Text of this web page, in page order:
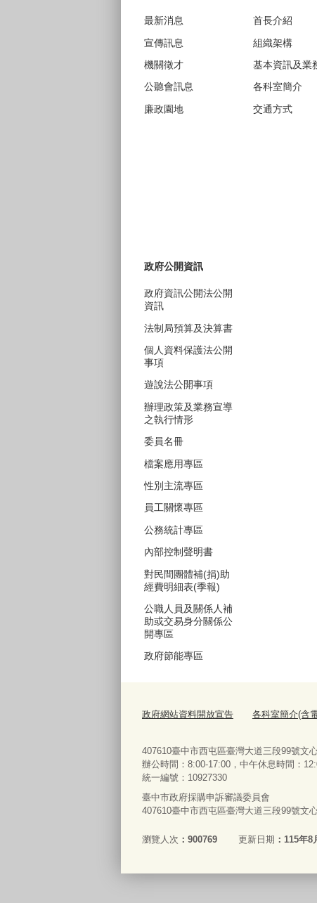
最新消息
宣傳訊息
機關徵才
公聽會訊息
廉政園地
首長介紹
組織架構
基本資訊及業
各科室簡介
交通方式
政府公開資訊
政府資訊公開法公開
資訊
法制局預算及決算書
個人資料保護法公開
事項
遊說法公開事項
辦理政策及業務宣導
之執行情形
委員名冊
檔案應用專區
性別主流專區
員工關懷專區
公務統計專區
內部控制聲明書
對民間團體補(捐)助
經費明細表(季報)
公職人員及關係人補
助或交易身分關係公
開專區
政府節能專區
政府網站資料開放宣告 各科室簡介(含
407610臺中市西屯區臺灣大道三段99號文
辦公時間：8:00-17:00，中午休息時間：
統一編號：10927330
臺中市政府採購申訴審議委員會
407610臺中市西屯區臺灣大道三段99號文
瀏覽人次 900769 更新日期 115年8